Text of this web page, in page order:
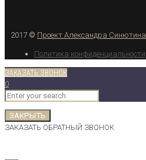
2017 © Проект Александра Синютина.
Политика конфиденциальности
ЗАКАЗАТЬ ЗВОНОК
0
ЗАКРЫТЬ
ЗАКАЗАТЬ ОБРАТНЫЙ ЗВОНОК